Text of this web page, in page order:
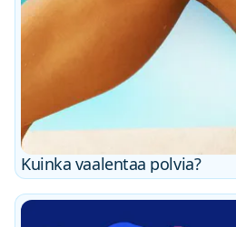
Kuinka vaalentaa polvia?